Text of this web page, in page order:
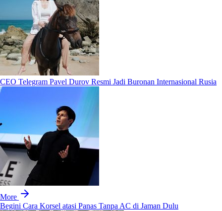
CEO Telegram Pavel Durov Resmi Jadi Buronan Internasional Rusia
More
Begini Cara Korsel atasi Panas Tanpa AC di Jaman Dulu